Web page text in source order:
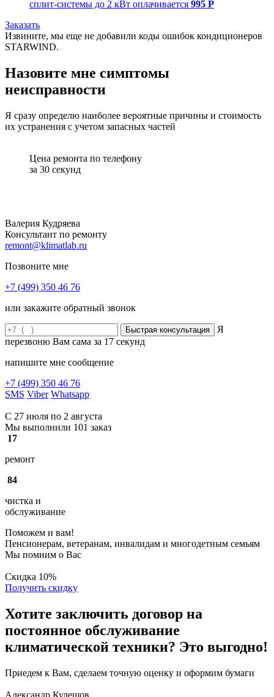
сплит-системы до 2 кВт оплачивается 995 Р
Заказать
Извините, мы еще не добавили коды ошибок кондиционеров
STARWIND.
Назовите мне симптомы
неисправности
Я сразу определю наиболее вероятные причины и стоимость
их устранения с учетом запасных частей
Цена ремонта по телефону
за 30 секунд
Валерия Кудряева
Консультант по ремонту
remont@klimatlab.ru
Позвоните мне
+7 (499) 350 46 76
или закажите обратный звонок
Я
перезвоню Вам сама за 17 секунд
напишите мне сообщение
+7 (499) 350 46 76
SMS Viber Whatsapp
С 27 июля по 2 августа
Мы выполнили 101 заказ
17
ремонт
84
чистка и
обслуживание
Поможем и вам!
Пенсионерам, ветеранам, инвалидам и многодетным семьям
Мы помним о Вас
Скидка 10%
Получить скидку
Хотите заключить договор на
постоянное обслуживание
климатической техники? Это выгодно!
Приедем к Вам, сделаем точную оценку и оформим бумаги
Александр Кулешов